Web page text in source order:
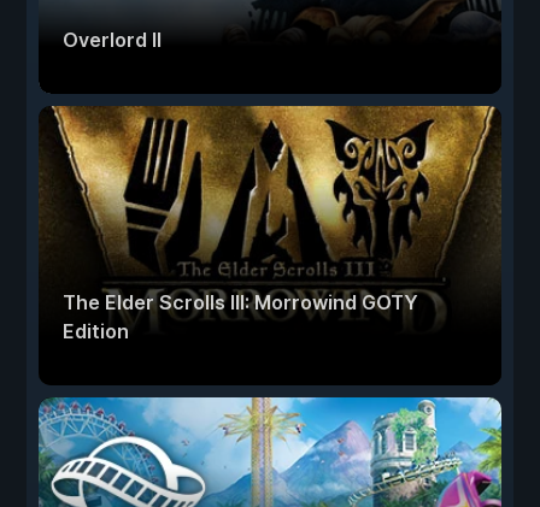
Overlord II
The Elder Scrolls III: Morrowind GOTY
Edition